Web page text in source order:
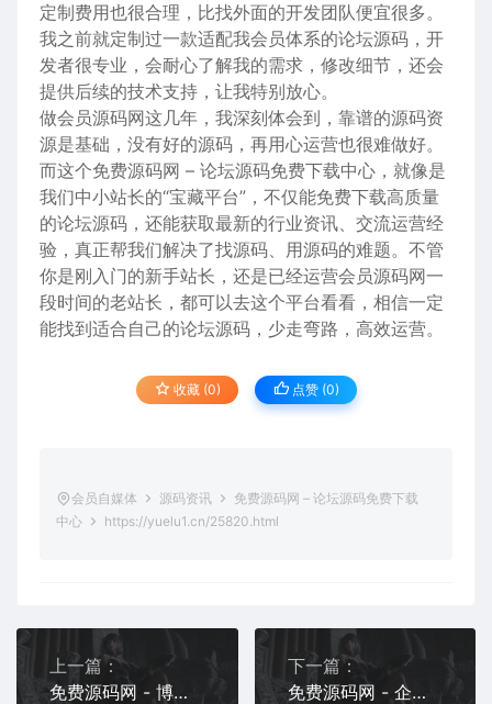
定制费用也很合理，比找外面的开发团队便宜很多。
我之前就定制过一款适配我会员体系的论坛源码，开
发者很专业，会耐心了解我的需求，修改细节，还会
提供后续的技术支持，让我特别放心。
做会员源码网这几年，我深刻体会到，靠谱的源码资
源是基础，没有好的源码，再用心运营也很难做好。
而这个免费源码网 – 论坛源码免费下载中心，就像是
我们中小站长的“宝藏平台”，不仅能免费下载高质量
的论坛源码，还能获取最新的行业资讯、交流运营经
验，真正帮我们解决了找源码、用源码的难题。不管
你是刚入门的新手站长，还是已经运营会员源码网一
段时间的老站长，都可以去这个平台看看，相信一定
能找到适合自己的论坛源码，少走弯路，高效运营。
收藏 (0) 点赞 (0)
会员自媒体 源码资讯
免费源码网 – 论坛源码免费下载
中心
https://yuelu1.cn/25820.html
上一篇：
免费源码网 - 博客源码免费搭建教程
下一篇：
免费源码网 - 企业官网源码免费分享